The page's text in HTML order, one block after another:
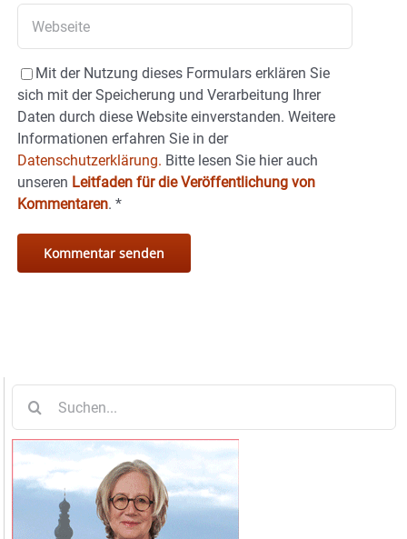
Mit der Nutzung dieses Formulars erklären Sie
sich mit der Speicherung und Verarbeitung Ihrer
Daten durch diese Website einverstanden. Weitere
Informationen erfahren Sie in der
Datenschutzerklärung. Bitte lesen Sie hier auch
unseren Leitfaden für die Veröffentlichung von
Kommentaren. *
nach: